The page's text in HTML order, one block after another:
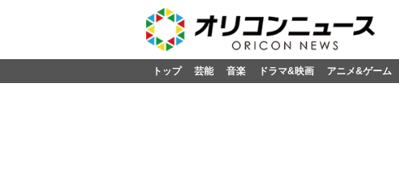
トップ 芸能 音楽 ドラマ&映画 アニメ&ゲーム